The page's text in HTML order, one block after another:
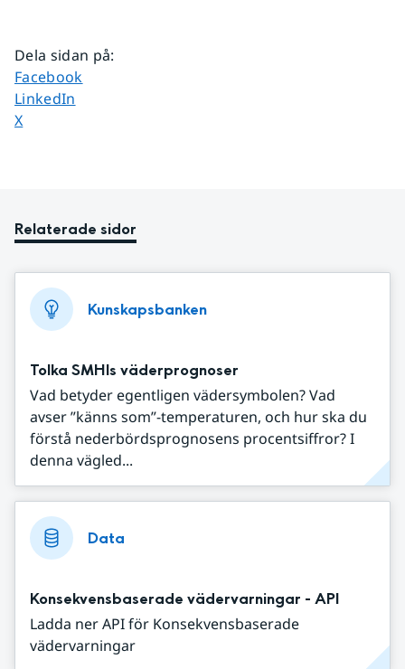
Dela sidan på:
Dela sidan på
Facebook
Dela sidan på
LinkedIn
Dela sidan på
X
Relaterade sidor
Kunskapsbanken
Tolka SMHIs väderprognoser
Vad betyder egentligen vädersymbolen? Vad
avser ”känns som”-temperaturen, och hur ska du
förstå nederbördsprognosens procentsiffror? I
denna vägled...
Data
Konsekvensbaserade vädervarningar - API
Ladda ner API för Konsekvensbaserade
vädervarningar